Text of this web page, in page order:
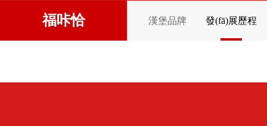
福咔恰 漢堡品牌 發(fā)展歷程